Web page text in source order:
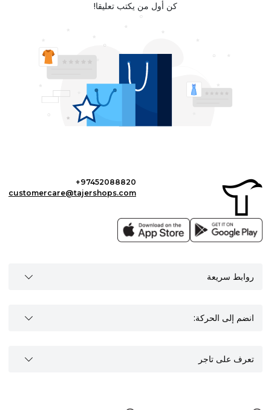
كن أول من يكتب تعليقا!
+97452088820
customercare@tajershops.com
روابط سريعة
انضم إلى الحركة:
تعرف على تاجر